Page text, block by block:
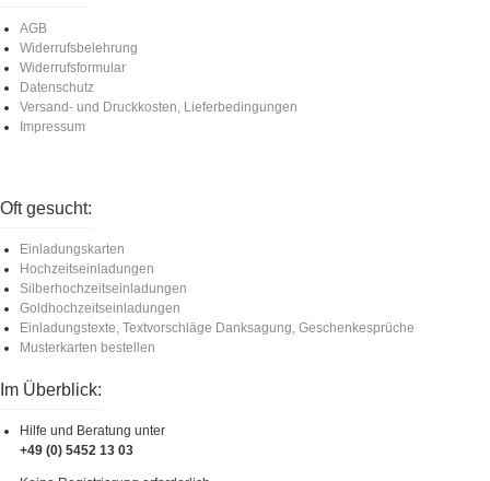
AGB
Widerrufsbelehrung
Widerrufsformular
Datenschutz
Versand- und Druckkosten, Lieferbedingungen
Impressum
Oft gesucht:
Einladungskarten
Hochzeitseinladungen
Silberhochzeitseinladungen
Goldhochzeitseinladungen
Einladungstexte, Textvorschläge Danksagung, Geschenkesprüche
Musterkarten bestellen
Im Überblick:
Hilfe und Beratung unter
+49 (0) 5452 13 03